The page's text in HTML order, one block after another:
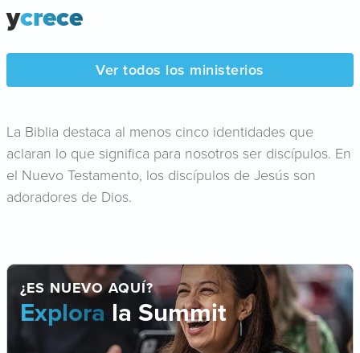
ycrece
Ver todos los ministerios
La Biblia destaca al menos cinco identidades que
aclaran lo que significa para nosotros ser discípulos. En
el Nuevo Testamento, los discípulos de Jesús son
adoradores de Dios.
¿ES NUEVO AQUÍ?
Explora la Summit